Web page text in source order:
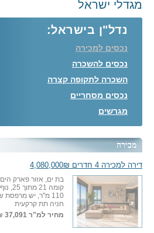
מגדלי ישראל
נדל"ן בישראל:
נכסים למכירה
נכסים להשכרה
השכרה לתקופה קצרה
נכסים מסחריים
מגרשים
מכירה
דירה למכירה 4 חדרים 4,080,000₪
בת ים, אזור פארק הים, 3 חדרי שינה + סלון
קומה 21 מתוך 25, נוף לים, שטח דירה
110 מ"ר, יש מרפסת שמש 1 12 מ"ר
חניה תת קרקעית
מחיר למ"ר 37,091 ₪